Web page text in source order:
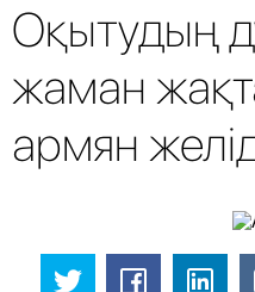
Оқытудың
жаман
армян